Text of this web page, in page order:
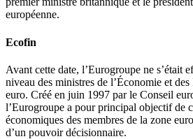
européenne.
Ecofin
Avant cette date, l’Eurogroupe ne s’était
niveau des ministres de l’Économie et
euro. Créé en juin 1997 par le Conseil
l’Eurogroupe a pour principal objectif de
économiques des membres de la zone
d’un pouvoir décisionnaire.